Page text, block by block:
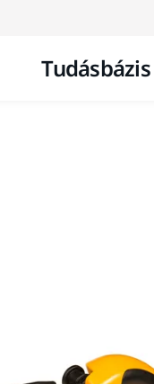
Tudásbázis